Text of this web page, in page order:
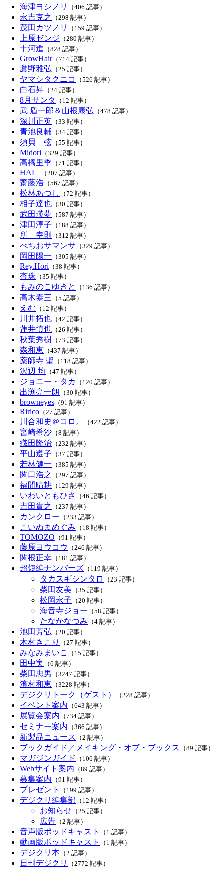
海津ヨシノリ （406 記事）
永吉克之 （298 記事）
茂田カツノリ （159 記事）
上原ゼンジ （280 記事）
十河進 （828 記事）
GrowHair（714 記事）
鷹野雅弘 （25 記事）
ヤマシタクニコ （526 記事）
白石昇 （24 記事）
8月サンタ （12 記事）
武 盾一郎＆山根康弘 （478 記事）
深川正英 （33 記事）
青池良輔 （34 記事）
須貝 弦 （55 記事）
Midori （329 記事）
高橋里季 （71 記事）
HAL_ （207 記事）
齋藤浩 （567 記事）
松林あつし （72 記事）
相子達也 （30 記事）
武田瑛夢 （587 記事）
津田淳子 （188 記事）
所 幸則 （312 記事）
べちおサマンサ （329 記事）
岡田陽一 （305 記事）
Rey.Hori （38 記事）
杏珠 （35 記事）
もみのこゆきと （136 記事）
高木泰三 （5 記事）
えむ （12 記事）
川井拓也 （42 記事）
蓮井慎也 （26 記事）
秋葉秀樹 （73 記事）
森和恵 （437 記事）
薬師寺 聖 （118 記事）
沢辺 均 （47 記事）
ジョニー・タカ （120 記事）
出渕亮一朗 （30 記事）
browneyes （91 記事）
Ririco （27 記事）
川合和史＠コロ。 （422 記事）
宮崎希沙 （8 記事）
織田隆治 （232 記事）
平山遵子 （37 記事）
若林健一 （385 記事）
関口浩之 （297 記事）
福間晴耕 （129 記事）
いわいともひさ （46 記事）
吉田貴之 （237 記事）
カンクロー （233 記事）
こいぬまめぐみ （18 記事）
TOMOZO （91 記事）
藤原ヨウコウ （246 記事）
関根正幸 （181 記事）
超短編ナンバーズ （119 記事）
タカスギシンタロ （23 記事）
柴田友美 （35 記事）
松岡永子 （20 記事）
海音寺ジョー （58 記事）
たなかなつみ （4 記事）
池田芳弘 （20 記事）
木村きこり （27 記事）
みなみまいこ （15 記事）
田中実 （6 記事）
柴田忠男 （3247 記事）
濱村和恵 （3228 記事）
デジクリトーク（ゲスト） （228 記事）
イベント案内 （643 記事）
展覧会案内 （734 記事）
セミナー案内 （366 記事）
新製品ニュース （2 記事）
ブックガイド／メイキング・オブ・ブックス （89 記事）
マガジンガイド （106 記事）
Webサイト案内 （89 記事）
募集案内 （91 記事）
プレゼント （199 記事）
デジクリ編集部 （12 記事）
お知らせ （25 記事）
広告 （2 記事）
音声版ポッドキャスト （1 記事）
動画版ポッドキャスト （1 記事）
デジクリ本 （2 記事）
日刊デジクリ （2772 記事）